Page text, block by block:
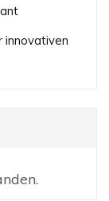
innovativen